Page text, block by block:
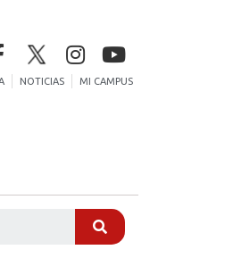
NOTICIAS MI CAMPUS